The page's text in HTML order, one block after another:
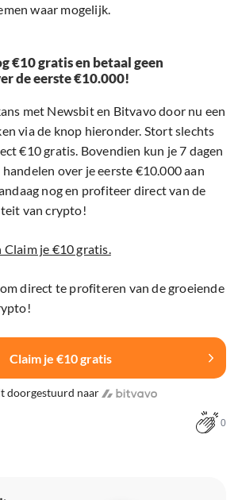
waar mogelijk.
€10 gratis en betaal geen
de eerste €10.000!
met Newsbit en Bitvavo door nu een
via de knop hieronder. Stort slechts
€10 gratis. Bovendien kun je 7 dagen
over je eerste €10.000 aan
nog en profiteer direct van de
van crypto!
Claim je €10 gratis.
direct te profiteren van de groeiende
Claim je €10 gratis
doorgestuurd naar
0